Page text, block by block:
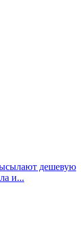
дешевую
и...